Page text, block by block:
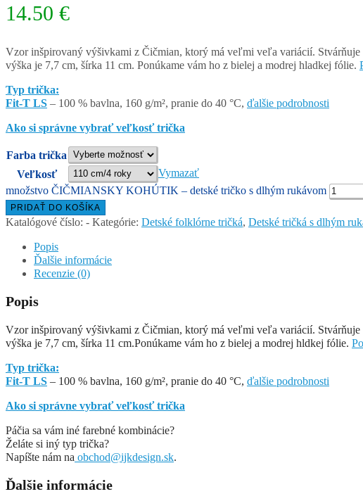
14.50 €
Vzor inšpirovaný výšivkami z Čičmian, ktorý má veľmi veľa variácií.
výška je 7,7 cm, šírka 11 cm. Ponúkame vám ho z bielej a modrej hladkej fólie.
Typ trička:
Fit-T LS – 100 % bavlna, 160 g/m², pranie do 40 °C, ďalšie podrobnosti
Ako si správne vybrať veľkosť trička
Farba trička
Veľkosť
Vymazať
množstvo ČIČMIANSKY KOHÚTIK – detské tričko s dlhým rukávom
PRIDAŤ DO KOŠÍKA
Katalógové číslo: - Kategórie: Detské folklórne tričká, Detské tričká s dlhým
Popis
Ďalšie informácie
Recenzie (0)
Popis
Vzor inšpirovaný výšivkami z Čičmian, ktorý má veľmi veľa variácií.
výška je 7,7 cm, šírka 11 cm.Ponúkame vám ho z bielej a modrej hldkej fólie.
Typ trička:
Fit-T LS – 100 % bavlna, 160 g/m², pranie do 40 °C, ďalšie podrobnosti
Ako si správne vybrať veľkosť trička
Páčia sa vám iné farebné kombinácie?
Želáte si iný typ trička?
Napíšte nám na obchod@ijkdesign.sk.
Ďalšie informácie